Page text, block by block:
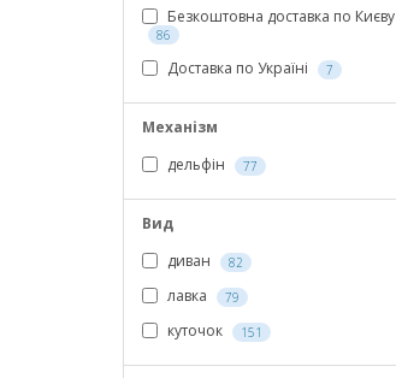
Безкоштовна доставка по Києву
86
Доставка по Україні 7
Механізм
дельфін
77
Вид
диван
82
лавка 79
куточок 151